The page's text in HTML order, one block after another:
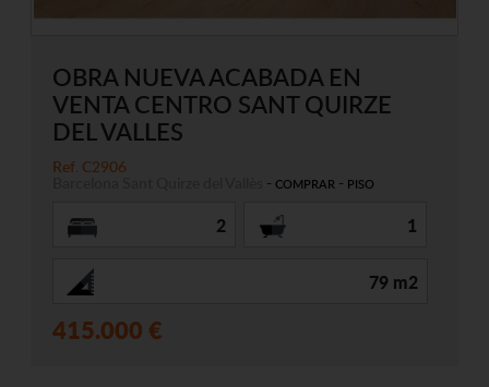
OBRA NUEVA ACABADA EN
VENTA CENTRO SANT QUIRZE
DEL VALLES
Ref. C2906
- COMPRAR - PISO
2 1
79 m2
415.000 €